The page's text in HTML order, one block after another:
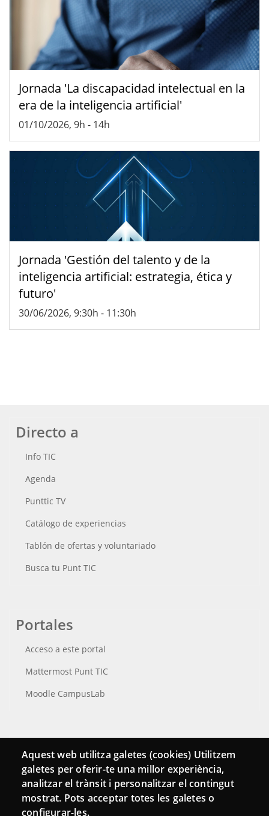
Jornada 'La discapacidad intelectual en la
era de la inteligencia artificial'
01/10/2026, 9h - 14h
Jornada 'Gestión del talento y de la
inteligencia artificial: estrategia, ética y
futuro'
30/06/2026, 9:30h - 11:30h
Directo a
Info TIC
Agenda
Punttic TV
Catálogo de experiencias
Tablón de ofertas y voluntariado
Busca tu Punt TIC
Portales
Acceso a este portal
Mattermost Punt TIC
Moodle CampusLab
Conecta
Contacto
Hemeroteca
Aquest web utilitza galetes (cookies) Utilitzem
galetes per oferir-te una millor experiència,
analitzar el trànsit i personalitzar el contingut
mostrat. Pots acceptar totes les galetes o
configurar-les.